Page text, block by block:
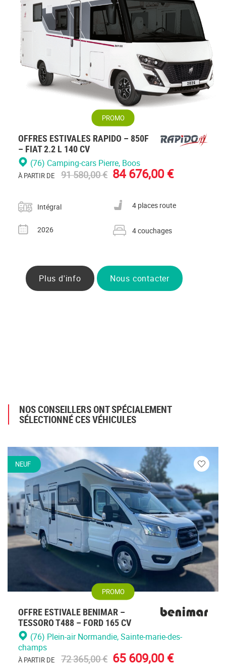
vous
PROMO
OFFRES ESTIVALES RAPIDO – 850F
– FIAT 2.2 L 140 CV
(76) Camping-cars Pierre, Boos
À PARTIR DE 91 580,00 € 84 676,00 €
Catégorie
Intégral
Nombre de places carte grise
4 places route
Année
2026
Nombre de couchages
4 couchages
Plus d'info Nous contacter
NOS CONSEILLERS ONT SPÉCIALEMENT
SÉLECTIONNÉ CES VÉHICULES
NEUF
Veuillez
PROMO
OFFRE ESTIVALE BENIMAR –
TESSORO T488 – FORD 165 CV
(76) Plein-air Normandie, Sainte-marie-des-
champs
À PARTIR DE 72 365,00 € 65 609,00 €